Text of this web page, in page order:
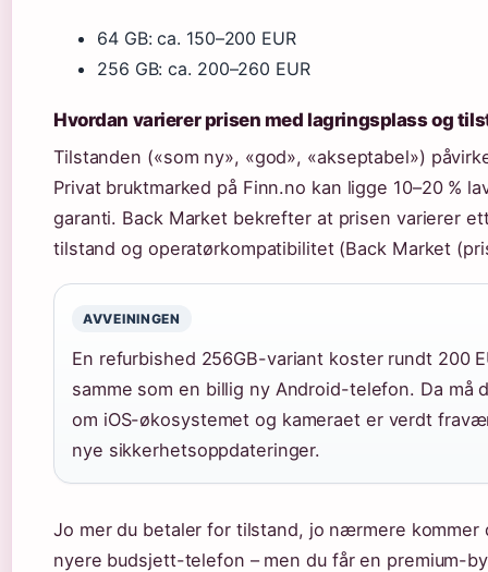
64 GB: ca. 150–200 EUR
256 GB: ca. 200–260 EUR
Hvordan varierer prisen med lagringsplass og
Tilstanden («som ny», «god», «akseptabel»)
Privat bruktmarked på Finn.no kan ligge 10–20 %
garanti. Back Market bekrefter at prisen varierer
tilstand og operatørkompatibilitet (Back Market
AVVEININGEN
En refurbished 256GB-variant koster rundt 200
samme som en billig ny Android-telefon. Da må
om iOS-økosystemet og kameraet er verdt
nye sikkerhetsoppdateringer.
Jo mer du betaler for tilstand, jo nærmere kommer
nyere budsjett-telefon – men du får en premium-